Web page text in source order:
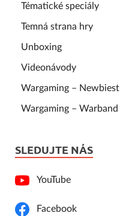
Tématické speciály
Temná strana hry
Unboxing
Videonávody
Wargaming – Newbiest
Wargaming – Warband
SLEDUJTE NÁS
YouTube
Facebook